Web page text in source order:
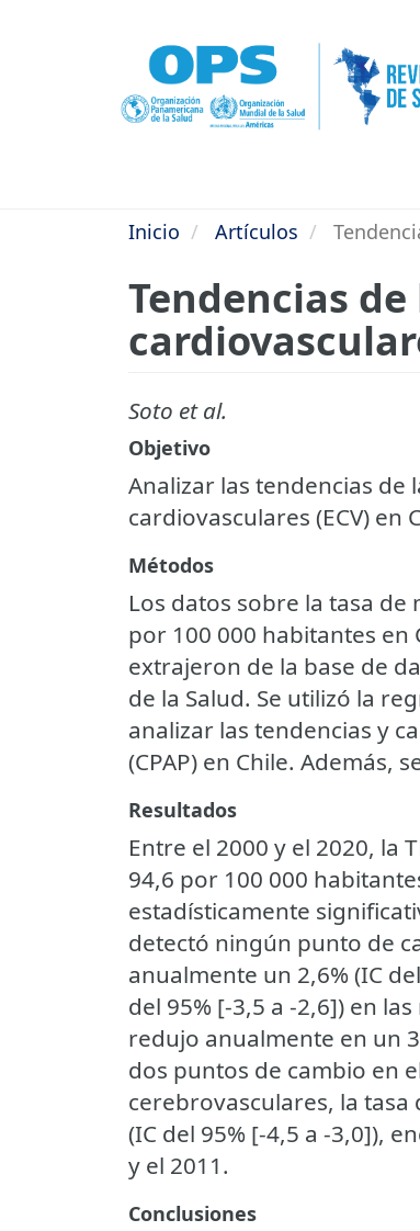
Inicio
Artículos
Tendencias
Soto et al.
Objetivo
Analizar las tendencias
cardiovasculares (ECV)
Métodos
Los datos sobre la tasa de
por 100 000 habitantes en
extrajeron de la base de
de la Salud. Se utilizó la
analizar las tendencias y
(CPAP) en Chile. Además,
Resultados
Entre el 2000 y el 2020, la
94,6 por 100 000
estadísticamente
detectó ningún punto de
anualmente un 2,6% (IC
del 95% [-3,5 a -2,6]) en
redujo anualmente en un
dos puntos de cambio en
cerebrovasculares, la
(IC del 95% [-4,5 a -3,0]),
y el 2011.
Conclusiones